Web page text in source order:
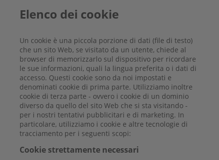
Elenco dei cookie
Un cookie è una piccola porzione di dati (file di testo)
che un sito Web, se visitato da un utente, chiede al
browser di memorizzarlo sul dispositivo per ricordare
le sue informazioni, quali la lingua preferita o i dati di
accesso. Questi cookie sono da noi impostati e
denominati cookie di prima parte. Utilizziamo inoltre
cookie di terza parte - ovvero i cookie di un dominio
diverso da quello del sito Web che si sta visitando -
per i nostri tentativi pubblicitari e di marketing. In
particolare, utilizziamo i cookie e altre tecnologie di
tracciamento per i seguenti scopi:
Cookie strettamente necessari